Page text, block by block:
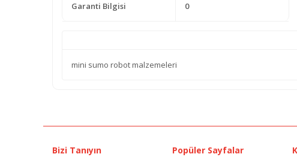
Garanti Bilgisi 0
mini sumo robot malzemeleri
Bizi Tanıyın Popüler Sayfalar